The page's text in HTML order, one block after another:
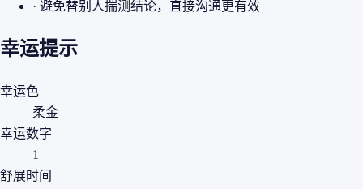
· 避免替别人揣测结论，直接沟通更有效
幸运提示
幸运色
柔金
幸运数字
1
舒展时间